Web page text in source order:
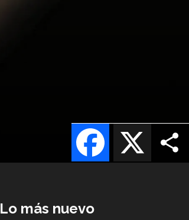
X
Facebook
Lo más nuevo